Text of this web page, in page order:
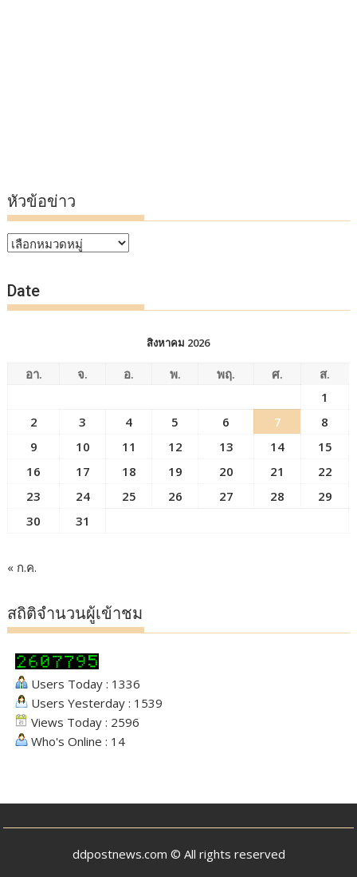
หัวข้อข่าว
หัวข้อ
Date
สิงหาคม 2026
อา. จ. อ. พ. พฤ. ศ.
ส.
1
2
3 4 5 6 7
8
9
10 11 12 13 14
15
16
17 18 19 20 21
22
23
24 25 26 27 28
29
30
31
« ก.ค.
สถิติจำนวนผู้เข้าชม
Users Today : 1336
Users Yesterday : 1539
Views Today : 2596
Who's Online : 14
ddpostnews.com © All rights reserved